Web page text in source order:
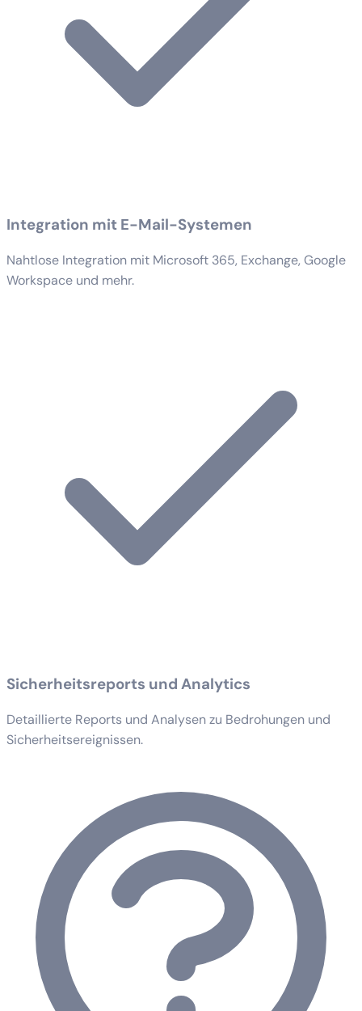
Integration mit E-Mail-Systemen
Nahtlose Integration mit Microsoft 365, Exchange, Google
Workspace und mehr.
Sicherheitsreports und Analytics
Detaillierte Reports und Analysen zu Bedrohungen und
Sicherheitsereignissen.